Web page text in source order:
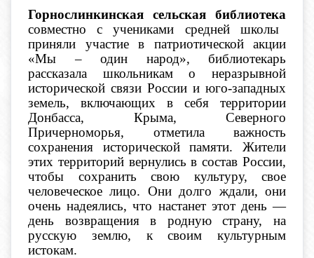
Горнослинкинская сельская библиотека
совместно с учениками средней школы
приняли участие в патриотической акции
«Мы – один народ», библиотекарь
рассказала школьникам о неразрывной
исторической связи России и юго-западных
земель, включающих в себя территории
Донбасса, Крыма, Северного
Причерноморья, отметила важность
сохранения исторической памяти. Жители
этих территорий вернулись в состав России,
чтобы сохранить свою культуру, свое
человеческое лицо. Они долго ждали, они
очень надеялись, что настанет этот день —
день возвращения в родную страну, на
русскую землю, к своим культурным
истокам.